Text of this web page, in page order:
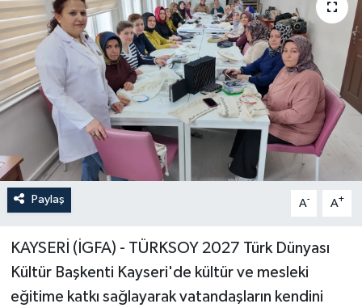
Paylaş A- A+
KAYSERİ (İGFA) - TÜRKSOY 2027 Türk Dünyası
Kültür Başkenti Kayseri'de kültür ve mesleki
eğitime katkı sağlayarak vatandaşların kendini